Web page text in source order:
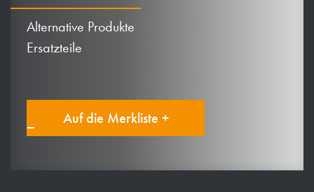
Alternative Produkte
Ersatzteile
Auf die Merkliste +